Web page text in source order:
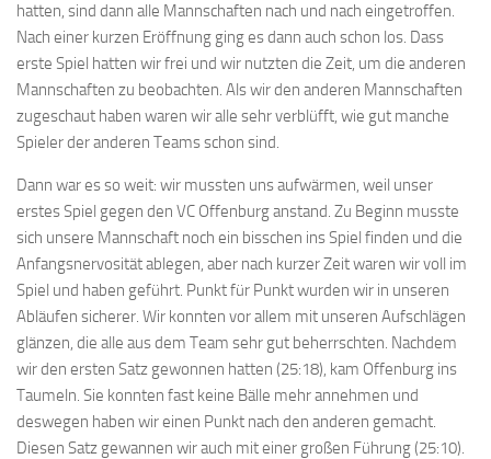
hatten, sind dann alle Mannschaften nach und nach eingetroffen.
Nach einer kurzen Eröffnung ging es dann auch schon los. Dass
erste Spiel hatten wir frei und wir nutzten die Zeit, um die anderen
Mannschaften zu beobachten. Als wir den anderen Mannschaften
zugeschaut haben waren wir alle sehr verblüfft, wie gut manche
Spieler der anderen Teams schon sind.
Dann war es so weit: wir mussten uns aufwärmen, weil unser
erstes Spiel gegen den VC Offenburg anstand. Zu Beginn musste
sich unsere Mannschaft noch ein bisschen ins Spiel finden und die
Anfangsnervosität ablegen, aber nach kurzer Zeit waren wir voll im
Spiel und haben geführt. Punkt für Punkt wurden wir in unseren
Abläufen sicherer. Wir konnten vor allem mit unseren Aufschlägen
glänzen, die alle aus dem Team sehr gut beherrschten. Nachdem
wir den ersten Satz gewonnen hatten (25:18), kam Offenburg ins
Taumeln. Sie konnten fast keine Bälle mehr annehmen und
deswegen haben wir einen Punkt nach den anderen gemacht.
Diesen Satz gewannen wir auch mit einer großen Führung (25:10).